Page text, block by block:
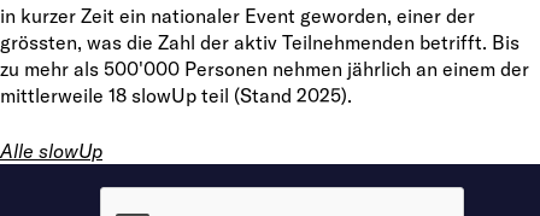
in kurzer Zeit ein nationaler Event geworden, einer der
grössten, was die Zahl der aktiv Teilnehmenden betrifft. Bis
zu mehr als 500'000 Personen nehmen jährlich an einem der
mittlerweile 18 slowUp teil (Stand 2025).
Alle slowUp